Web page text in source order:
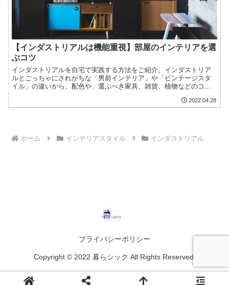
【インダストリアルは機能重視】部屋のインテリアを選
ぶコツ
インダストリアルを自宅で実践する方法をご紹介。インダストリア
ルとごっちゃにされがちな「男前インテリア」や「ビンテージスタ
イル」の違いから、配色や、選ぶべき家具、雑貨、植物などのコー
2022.04.28
ホーム インテリアスタイル インダストリアル
プライバシーポリシー
Copyright © 2022 暮らシック All Rights Reserved.